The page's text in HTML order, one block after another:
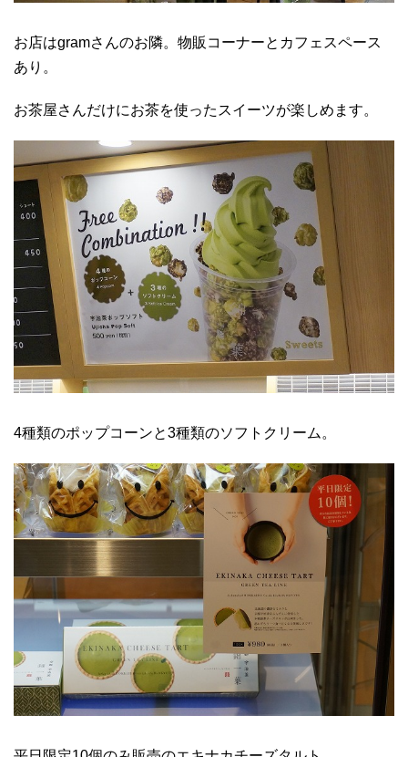
お店はgramさんのお隣。物販コーナーとカフェスペース
あり。
お茶屋さんだけにお茶を使ったスイーツが楽しめます。
4種類のポップコーンと3種類のソフトクリーム。